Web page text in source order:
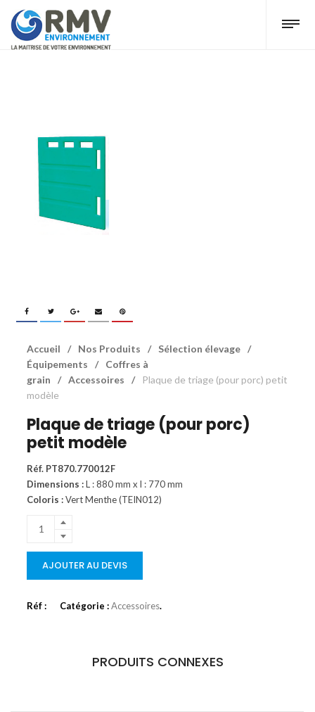
Accueil / Nos Produits / Sélection élevage /
Équipements
/
Coffres à
grain
/ Accessoires /
Plaque de triage (pour porc) petit
modèle
Plaque de triage (pour porc)
petit modèle
Réf. PT870.770012F
Dimensions :L : 880 mm x l : 770 mm
Coloris :Vert Menthe (TEIN012)
AJOUTER AU DEVIS
Réf : Catégorie :Accessoires.
PRODUITS CONNEXES